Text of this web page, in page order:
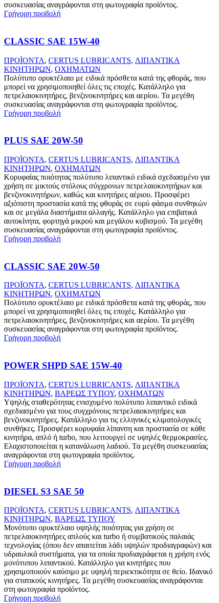
συσκευασίας αναγράφονται στη φωτογραφία προϊόντος.
Γρήγορη προβολή
CLASSIC SAE 15W-40
ΠΡΟΪΟΝΤΑ, CERTUS LUBRICANTS, ΛΙΠΑΝΤΙΚΑ
ΚΙΝΗΤΗΡΩΝ, ΟΧΗΜΑΤΩΝ
Πολύτυπο ορυκτέλαιο με ειδικά πρόσθετα κατά της φθοράς, που
μπορεί να χρησιμοποιηθεί όλες τις εποχές. Κατάλληλο για
πετρελαιοκινητήρες, βενζινοκινητήρες και αερίου. Τα μεγέθη
συσκευασίας αναγράφονται στη φωτογραφία προϊόντος.
Γρήγορη προβολή
PLUS SAE 20W-50
ΠΡΟΪΟΝΤΑ, CERTUS LUBRICANTS, ΛΙΠΑΝΤΙΚΑ
ΚΙΝΗΤΗΡΩΝ, ΟΧΗΜΑΤΩΝ
Κορυφαίας ποιότητας πολύτυπο λιπαντικό ειδικά σχεδιασμένο για
χρήση σε μικτούς στόλους σύγχρονων πετρελαιοκινητήρων και
βενζινοκινητήρων, καθώς και κινητήρες αέριου. Προσφέρει
αξιόπιστη προστασία κατά της φθοράς σε ευρύ φάσμα συνθηκών
και σε μεγάλα διαστήματα αλλαγής. Κατάλληλο για επιβατικά
αυτοκίνητα, φορτηγά μικρού και μεγάλου κυβισμού. Τα μεγέθη
συσκευασίας αναγράφονται στη φωτογραφία προϊόντος.
Γρήγορη προβολή
CLASSIC SAE 20W-50
ΠΡΟΪΟΝΤΑ, CERTUS LUBRICANTS, ΛΙΠΑΝΤΙΚΑ
ΚΙΝΗΤΗΡΩΝ, ΟΧΗΜΑΤΩΝ
Πολύτυπο ορυκτέλαιο με ειδικά πρόσθετα κατά της φθοράς, που
μπορεί να χρησιμοποιηθεί όλες τις εποχές. Κατάλληλο για
πετρελαιοκινητήρες, βενζινοκινητήρες και αερίου. Τα μεγέθη
συσκευασίας αναγράφονται στη φωτογραφία προϊόντος.
Γρήγορη προβολή
POWER SHPD SAE 15W-40
ΠΡΟΪΟΝΤΑ, CERTUS LUBRICANTS, ΛΙΠΑΝΤΙΚΑ
ΚΙΝΗΤΗΡΩΝ, ΒΑΡΕΩΣ ΤΥΠΟΥ, ΟΧΗΜΑΤΩΝ
Υψηλής σταθερότητας ενισχυμένο πολύτυπο λιπαντικό ειδικά
σχεδιασμένο για τους συγχρόνους πετρελαιοκινητήρες και
βενζινοκινητήρες. Κατάλληλο για τις ελληνικές κλιματολογικές
συνθήκες. Προσφέρει κορυφαία λίπανση και προστασία σε κάθε
κινητήρα, απλό ή turbo, που λειτουργεί σε υψηλές θερμοκρασίες.
Ελαχιστοποιείται η κατανάλωση λαδιού. Τα μεγέθη συσκευασίας
αναγράφονται στη φωτογραφία προϊόντος.
Γρήγορη προβολή
DIESEL S3 SAE 50
ΠΡΟΪΟΝΤΑ, CERTUS LUBRICANTS, ΛΙΠΑΝΤΙΚΑ
ΚΙΝΗΤΗΡΩΝ, ΒΑΡΕΩΣ ΤΥΠΟΥ
Μονότυπο ορυκτέλαιο υψηλής ποιότητας για χρήση σε
πετρελαιοκινητήρες απλούς και turbo ή συμβατικούς παλαιάς
τεχνολογίας (όπου δεν απαιτείται λάδι υψηλών προδιαγραφών) και
υδραυλικά συστήματα, για τα οποία προδιαγράφεται η χρήση ενός
μονότυπου λιπαντικού. Κατάλληλο για κινητήρες που
χρησιμοποιούν καύσιμο με υψηλή περιεκτικότητα σε θείο. Ιδανικό
για στατικούς κινητήρες. Τα μεγέθη συσκευασίας αναγράφονται
στη φωτογραφία προϊόντος.
Γρήγορη προβολή